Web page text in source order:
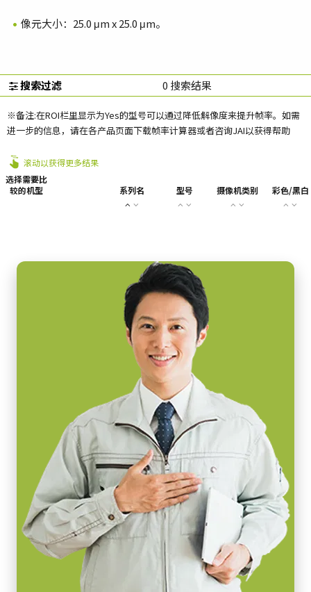
像元大小：25.0 μm x 25.0 μm。
搜索过滤 0 搜索结果
※备注:在ROI栏里显示为Yes的型号可以通过降低解像度来提升帧率。如需
进一步的信息，请在各产品页面下载帧率计算器或者咨询JAI以获得帮助
滚动以获得更多结果
选择需要比
较的机型
系列名 型号 摄像机类别 彩色/黑白